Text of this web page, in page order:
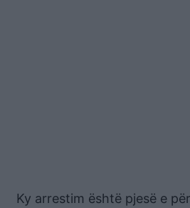
Ky arrestim është pjesë e